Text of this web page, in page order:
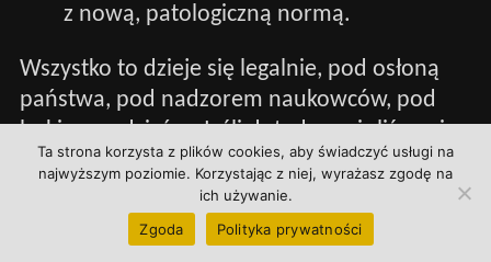
z nową, patologiczną normą.
Wszystko to dzieje się legalnie, pod osłoną
państwa, pod nadzorem naukowców, pod
bokiem rodziców. Jeśli dotąd uważaliśmy, że
mamy za dużo patologii, to przygotujmy się
14. Rozwiązanie głównych problemów
Ta strona korzysta z plików cookies, aby świadczyć usługi na
najwyższym poziomie. Korzystając z niej, wyrażasz zgodę na
ich używanie.
Zgoda
Polityka prywatności